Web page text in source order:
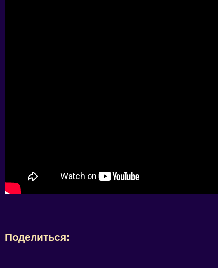
Поделиться: